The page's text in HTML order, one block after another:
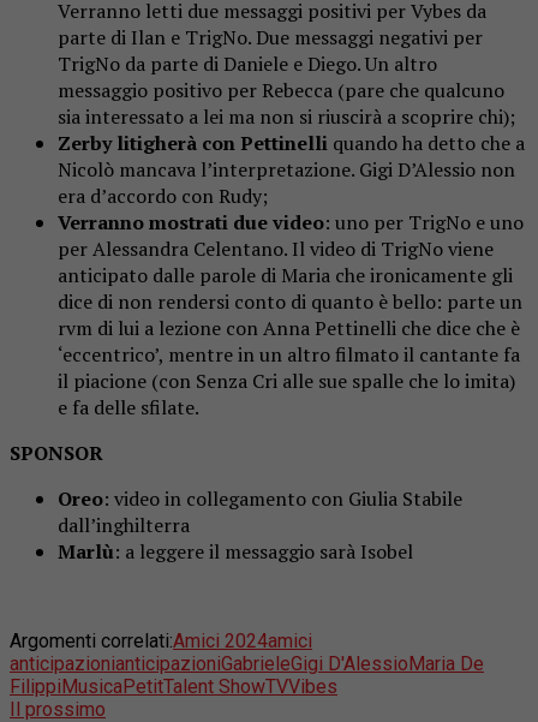
Verranno letti due messaggi positivi per Vybes da
parte di Ilan e TrigNo. Due messaggi negativi per
TrigNo da parte di Daniele e Diego. Un altro
messaggio positivo per Rebecca (pare che qualcuno
sia interessato a lei ma non si riuscirà a scoprire chi);
Zerby litigherà con Pettinelli quando ha detto che a
Nicolò mancava l’interpretazione. Gigi D’Alessio non
era d’accordo con Rudy;
Verranno mostrati due video: uno per TrigNo e uno
per Alessandra Celentano. Il video di TrigNo viene
anticipato dalle parole di Maria che ironicamente gli
dice di non rendersi conto di quanto è bello: parte un
rvm di lui a lezione con Anna Pettinelli che dice che è
‘eccentrico’, mentre in un altro filmato il cantante fa
il piacione (con Senza Cri alle sue spalle che lo imita)
e fa delle sfilate.
SPONSOR
Oreo: video in collegamento con Giulia Stabile
dall’inghilterra
Marlù: a leggere il messaggio sarà Isobel
Argomenti correlati:Amici 2024amici
anticipazionianticipazioniGabrieleGigi D'AlessioMaria De
FilippiMusicaPetitTalent ShowTVVibes
Il prossimo